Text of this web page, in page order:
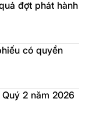
đợt phát hành
có quyền
2 năm 2026